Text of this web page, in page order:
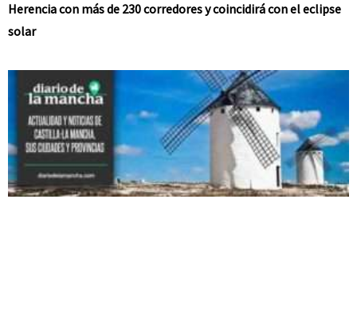
Herencia con más de 230 corredores y coincidirá con el eclipse
solar